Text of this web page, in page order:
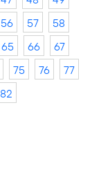
56 57
58
65 66
67
75 76
77
82